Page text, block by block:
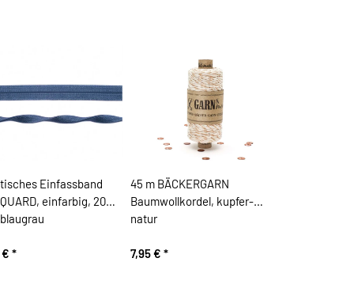
Einfassband
einfarbig, 20
€ *
45 m BÄCKERGARN
Baumwollkordel, kupfer-
natur
7,95 € *